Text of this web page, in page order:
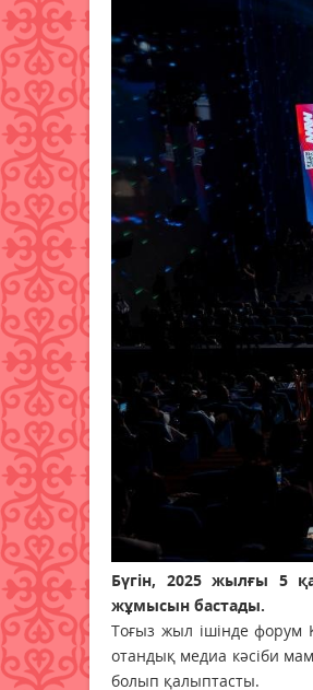
Бүгін, 2025 жылғы 5
жұмысын бастады.
Тоғыз жыл ішінде форум
отандық медиа кәсіби
болып қалыптасты.